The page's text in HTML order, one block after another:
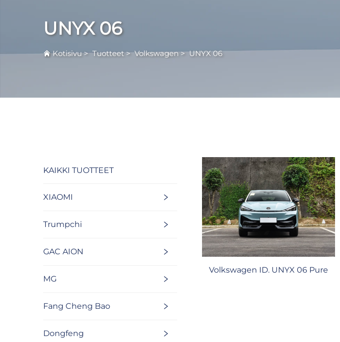
UNYX 06
Kotisivu>Tuotteet>Volkswagen>UNYX 06
KAIKKI TUOTTEET
XIAOMI
Trumpchi
GAC AION
MG
Fang Cheng Bao
Dongfeng
Volkswagen ID. UNYX 06 Pure